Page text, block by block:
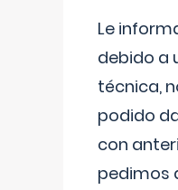
Le
debido a
técnica,
podido
con
pedimos